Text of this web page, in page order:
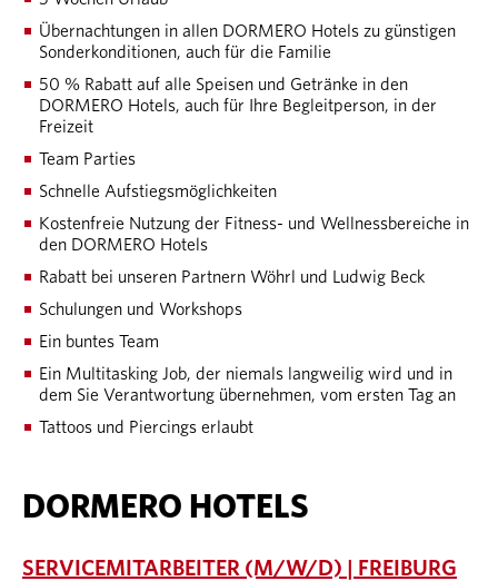
Übernachtungen in allen DORMERO Hotels zu günstigen
Sonderkonditionen, auch für die Familie
50 % Rabatt auf alle Speisen und Getränke in den
DORMERO Hotels, auch für Ihre Begleitperson, in der
Freizeit
Team Parties
Schnelle Aufstiegsmöglichkeiten
Kostenfreie Nutzung der Fitness- und Wellnessbereiche in
den DORMERO Hotels
Rabatt bei unseren Partnern Wöhrl und Ludwig Beck
Schulungen und Workshops
Ein buntes Team
Ein Multitasking Job, der niemals langweilig wird und in
dem Sie Verantwortung übernehmen, vom ersten Tag an
Tattoos und Piercings erlaubt
DORMERO HOTELS
SERVICEMITARBEITER (M/W/D) | FREIBURG